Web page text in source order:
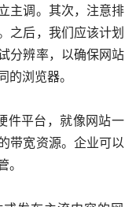
主调。其次，注意排
之后，我们应该计划
分辨率，以确保网站
浏览器。
带宽资源。企业可以